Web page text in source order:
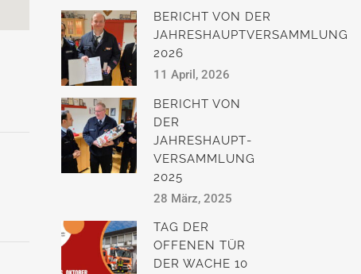
BERICHT VON DER
JAHRESHAUPTVERSAMMLUNG
2026
11 April, 2026
BERICHT VON
DER
JAHRESHAUPT­
VERSAMMLUNG
2025
28 März, 2025
TAG DER
OFFENEN TÜR
DER WACHE 10